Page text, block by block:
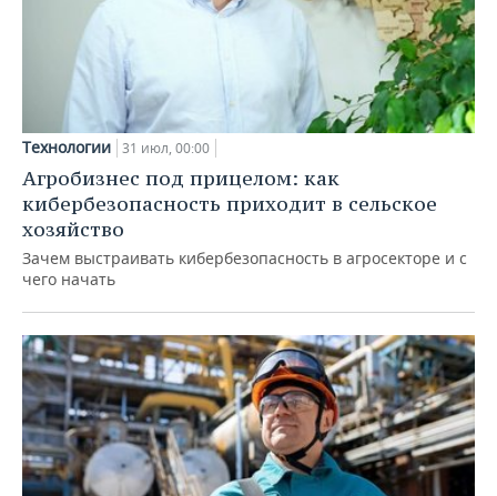
Технологии 31 июл, 00:00
Агробизнес под прицелом: как
кибербезопасность приходит в сельское
хозяйство
Зачем выстраивать кибербезопасность в агросекторе и с
чего начать